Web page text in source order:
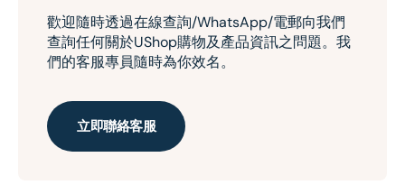
歡迎隨時透過在線查詢/WhatsApp/電郵向我們
查詢任何關於UShop購物及產品資訊之問題。我
們的客服專員隨時為你效名。
立即聯絡客服